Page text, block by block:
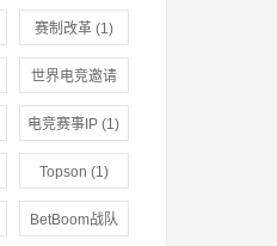
赛制改革(1)
世界电竞邀请
赛 (1)
电竞赛事IP (1)
Topson (1)
BetBoom战队